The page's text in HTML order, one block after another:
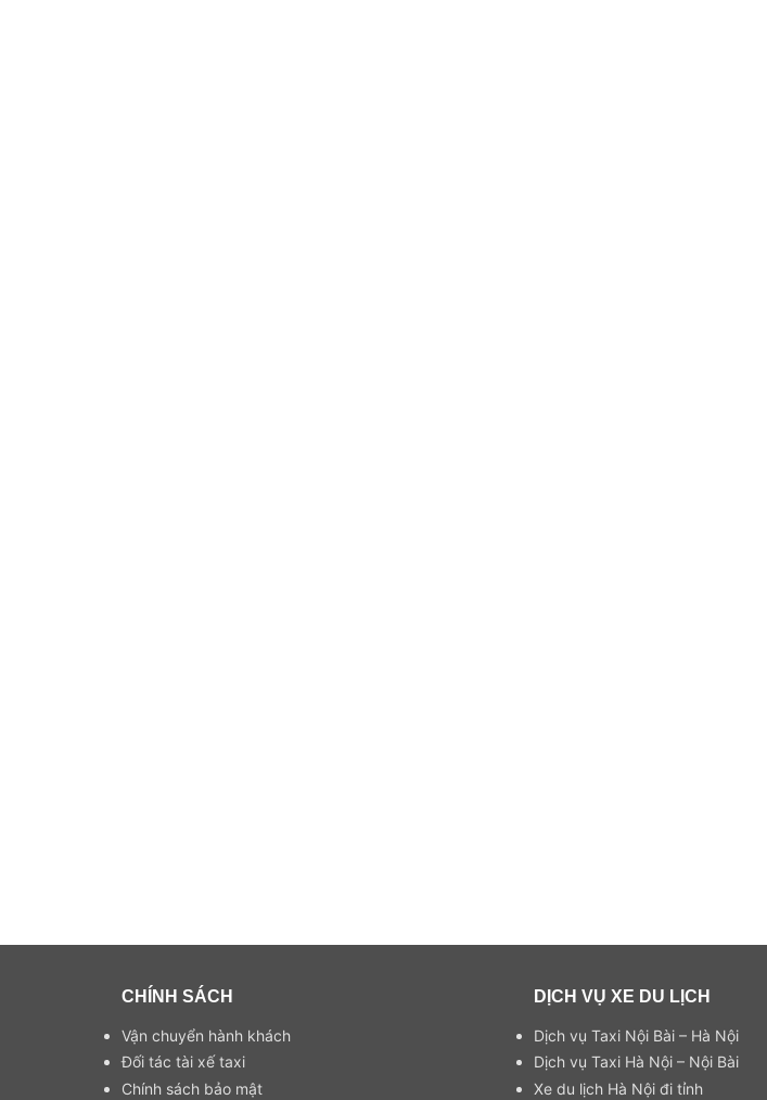
CHÍNH SÁCH
Vận chuyển hành khách
Đối tác tài xế taxi
Chính sách bảo mật
DỊCH VỤ XE DU LỊCH
Dịch vụ Taxi Nội Bài – Hà Nội
Dịch vụ Taxi Hà Nội – Nội Bài
Xe du lịch Hà Nội đi tỉnh